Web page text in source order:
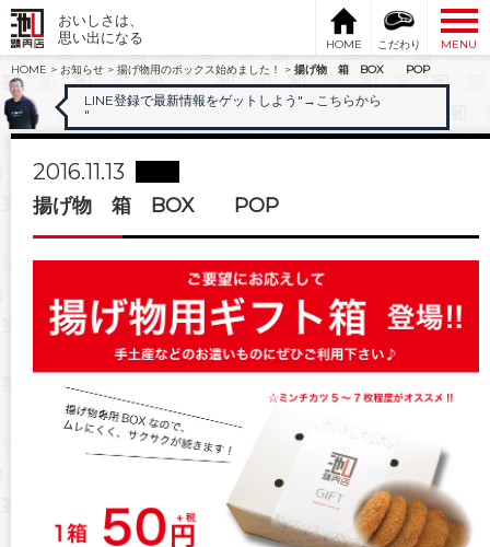
おいしさは、
思い出になる
HOME こだわり
MENU
HOME > お知らせ > 揚げ物用のボックス始めました！ > 揚げ物 箱 BOX POP
LINE登録で最新情報をゲットしよう" →こちらから
"
2016.11.13
揚げ物 箱 BOX POP